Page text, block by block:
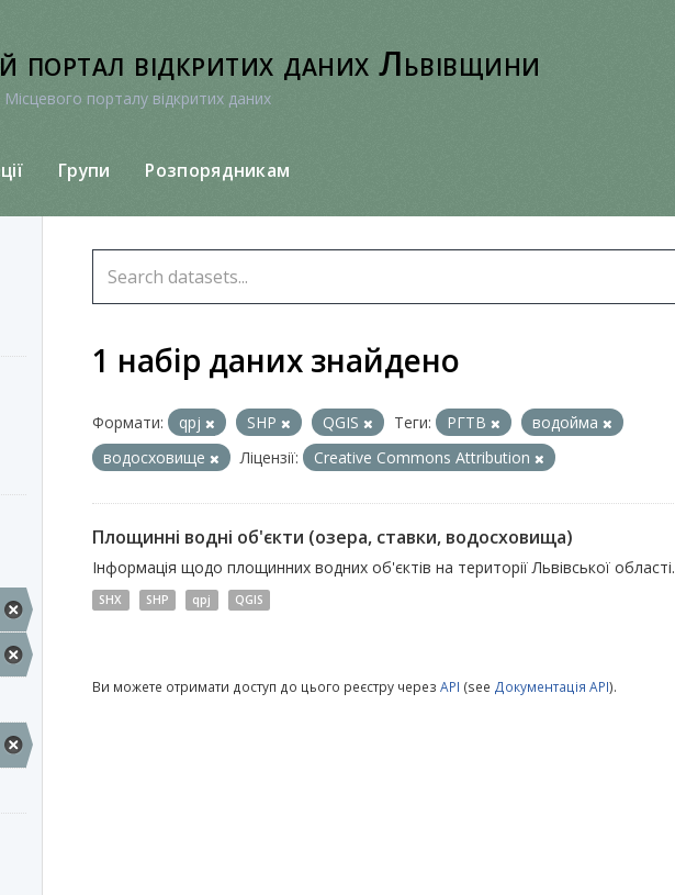
портал відкритих даних Львівщини
порталу відкритих даних
Групи Розпорядникам
1 набір даних знайдено
Формати: qpj SHP QGIS Теги: РГТВ
водойма
водосховище
Ліцензії: Creative Commons Attribution
Площинні водні об'єкти (озера, ставки, водосховища)
Інформація щодо площинних водних об'єктів на території Львівської області.
SHX SHP qpj QGIS
Ви можете отримати доступ до цього реєстру через API (see Документація API).